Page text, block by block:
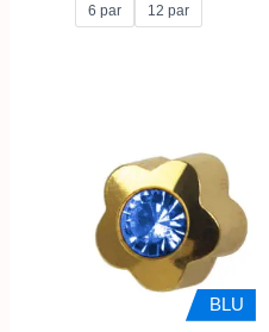
6 par 12 par
BLU
od
72,00 zł
do
144,00 zł
produkt
wiele
wariantów.